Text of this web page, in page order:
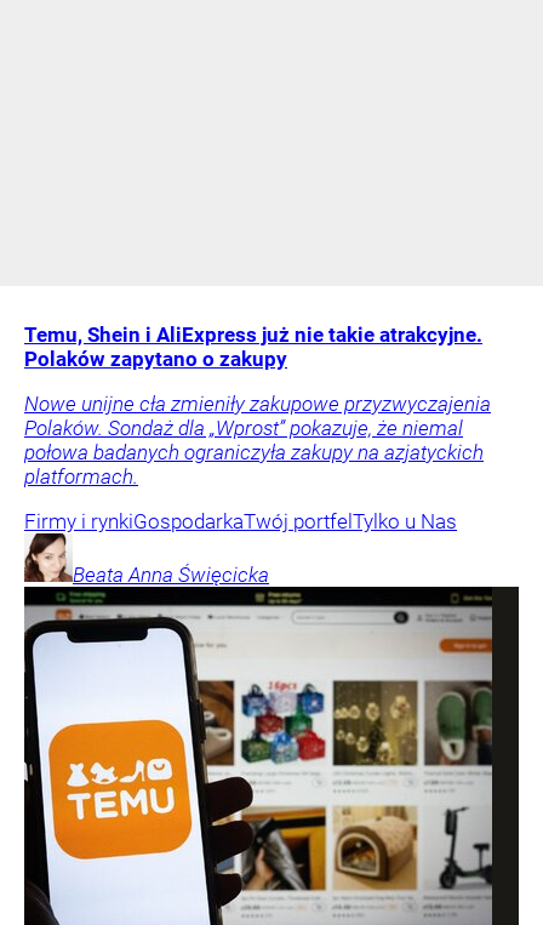
Temu, Shein i AliExpress już nie takie atrakcyjne.
Polaków zapytano o zakupy
Nowe unijne cła zmieniły zakupowe przyzwyczajenia
Polaków. Sondaż dla „Wprost” pokazuje, że niemal
połowa badanych ograniczyła zakupy na azjatyckich
platformach.
Firmy i rynkiGospodarkaTwój portfel Tylko u Nas
Beata Anna Święcicka